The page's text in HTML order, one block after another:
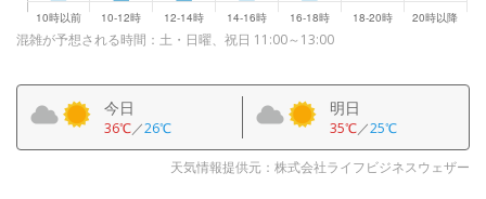
混雑が予想される時間：土・日曜、祝日 11:00～13:00
今日
36℃／26℃
明日
35℃／25℃
天気情報提供元：株式会社ライフビジネスウェザー